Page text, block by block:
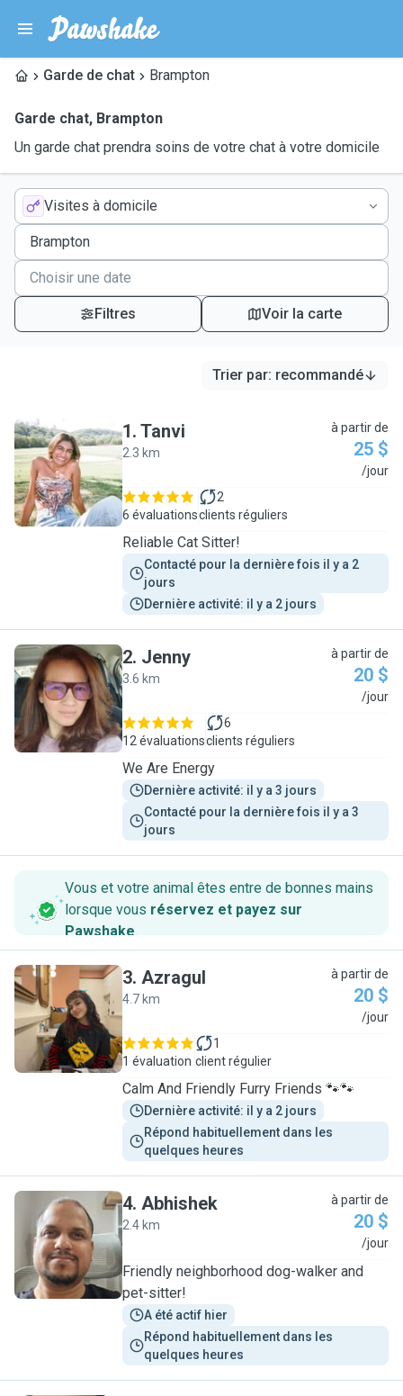
Garde de chat Brampton
Garde chat, Brampton
Un garde chat prendra soins de votre chat à votre domicile
Visites à domicile
Filtres Voir la carte
Trier par: recommandé
T
1. Tanvi
2.3 km
à partir de
25 $
/jour
6 évaluations
2
clients réguliers
Reliable Cat Sitter!
Contacté pour la dernière fois il y a 2
jours
Dernière activité: il y a 2 jours
J
2. Jenny
3.6 km
à partir de
20 $
/jour
12 évaluations
6
clients réguliers
We Are Energy
Dernière activité: il y a 3 jours
Contacté pour la dernière fois il y a 3
jours
Vous et votre animal êtes entre de bonnes mains
lorsque vous réservez et payez sur
Pawshake.
A
3. Azragul
4.7 km
à partir de
20 $
/jour
1 évaluation
1
client régulier
Calm And Friendly Furry Friends 🐾🐾
Dernière activité: il y a 2 jours
Répond habituellement dans les
quelques heures
A
4. Abhishek
2.4 km
à partir de
20 $
/jour
Friendly neighborhood dog-walker and
pet-sitter!
A été actif hier
Répond habituellement dans les
quelques heures